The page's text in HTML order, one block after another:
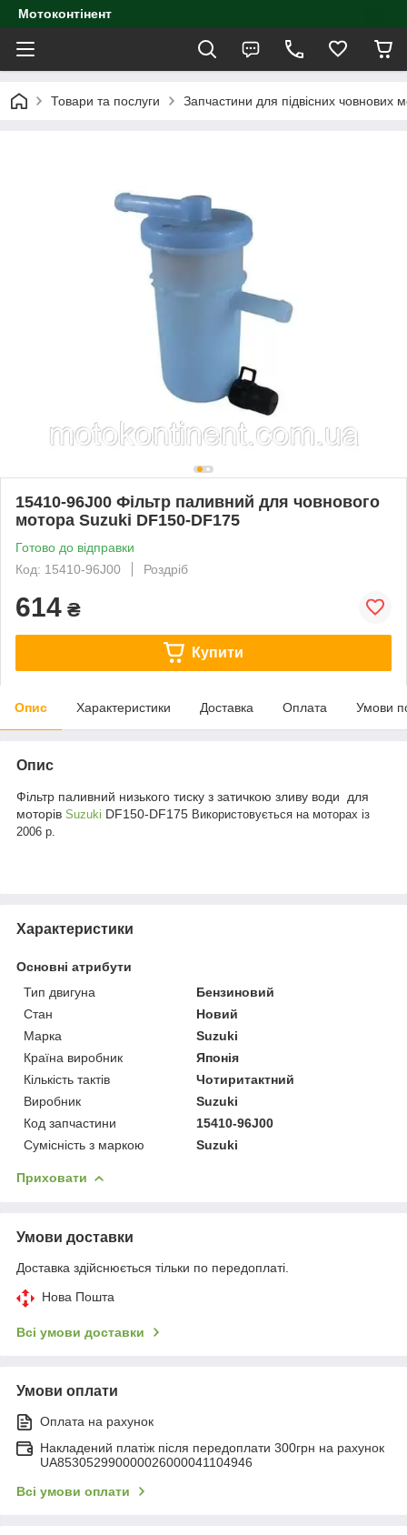
Мотоконтінент
Товари та послуги Запчастини для підвісних човнових
15410-96J00 Фільтр паливний для човнового
мотора Suzuki DF150-DF175
Готово до відправки
Код: 15410-96J00
Роздріб
614 ₴
Купити
Опис Характеристики Доставка Оплата Умови
Опис
Фільтр паливний низького тиску з затичкою зливу води для
моторів Suzuki DF150-DF175 Використовується на моторах із
2006 р.
Характеристики
Основні атрибути
Тип двигуна
Бензиновий
Стан
Новий
Марка
Suzuki
Країна виробник
Японія
Кількість тактів
Чотиритактний
Виробник
Suzuki
Код запчастини
15410-96J00
Сумісність з маркою
Suzuki
Приховати
Умови доставки
Доставка здійснюється тільки по передоплаті.
Нова Пошта
Всі умови доставки
Умови оплати
Оплата на рахунок
Накладений платіж після передоплати 300грн на рахунок
UA853052990000026000041104946
Всі умови оплати